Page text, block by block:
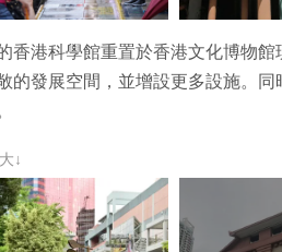
香港科學館重置於香港文化博物館
的發展空間，並增設更多設施。同
↓